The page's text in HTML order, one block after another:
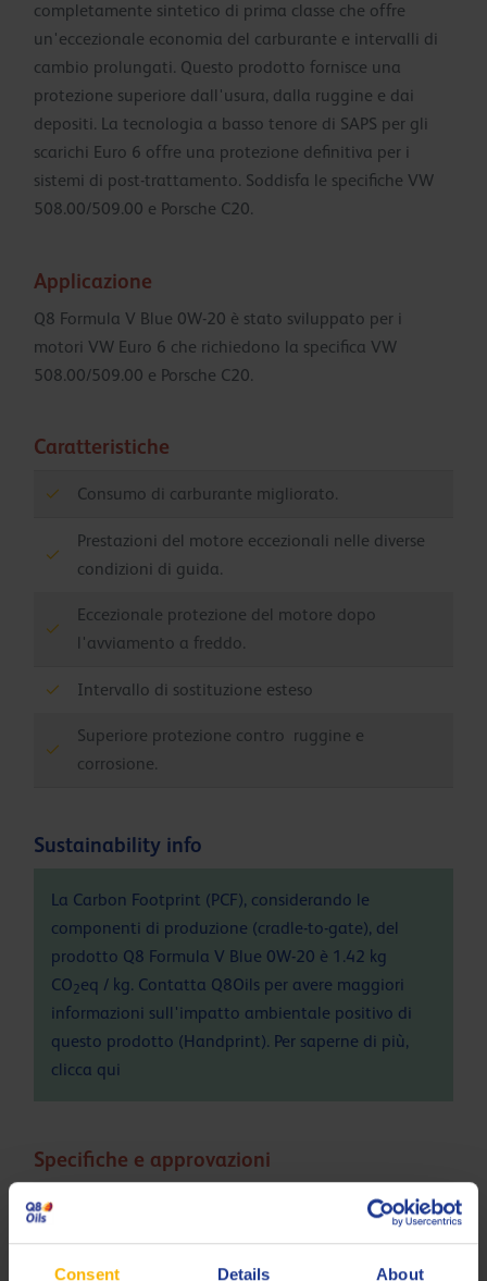
Consent Details About
completamente sintetico di prima classe che offre
un'eccezionale economia del carburante e intervalli di
cambio prolungati. Questo prodotto fornisce una
protezione superiore dall'usura, dalla ruggine e dai
depositi. La tecnologia a basso tenore di SAPS per gli
scarichi Euro 6 offre una protezione definitiva per i
sistemi di post-trattamento. Soddisfa le specifiche VW
508.00/509.00 e Porsche C20.
Applicazione
Q8 Formula V Blue 0W-20 è stato sviluppato per i
motori VW Euro 6 che richiedono la specifica VW
508.00/509.00 e Porsche C20.
Caratteristiche
Consumo di carburante migliorato.
Prestazioni del motore eccezionali nelle diverse
condizioni di guida.
Eccezionale protezione del motore dopo
l'avviamento a freddo.
Intervallo di sostituzione esteso
Superiore protezione contro ruggine e
corrosione.
Sustainability info
La Carbon Footprint (PCF), considerando le
componenti di produzione (cradle-to-gate), del
prodotto Q8 Formula V Blue 0W-20 è 1.42 kg
CO2eq / kg. Contatta Q8Oils per avere maggiori
informazioni sull'impatto ambientale positivo di
questo prodotto (Handprint). Per saperne di più,
clicca qui
Specifiche e approvazioni
Ford M2C956-A1